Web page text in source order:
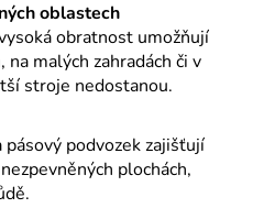
oblastech
obratnost umožňují
na malých zahradách či v
stroje nedostanou.
podvozek zajišťují
plochách,